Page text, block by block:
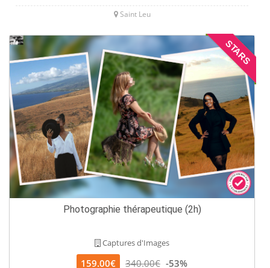
Saint Leu
STARS
Photographie thérapeutique (2h)
Captures d'Images
159.00€ 340.00€ -53%